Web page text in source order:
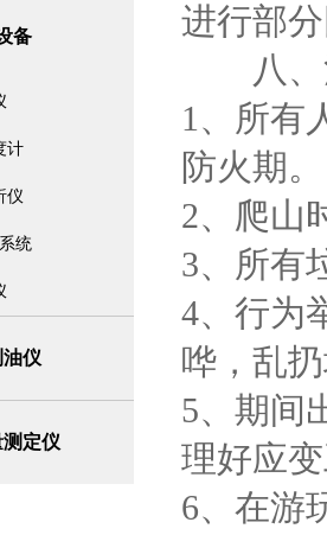
备
计
仪
统
仪
定仪
进行部
八、
1、所有
防火期。
2、爬山
3、所有
4、行为
哗，乱
5、期间
理好应
6、在游